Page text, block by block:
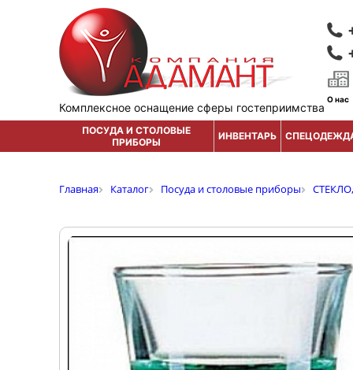
Комплексное оснащение сферы гостеприимства
О нас
ПОСУДА И СТОЛОВЫЕ
ПРИБОРЫ
ИНВЕНТАРЬ
Главная Каталог Посуда и столовые приборы